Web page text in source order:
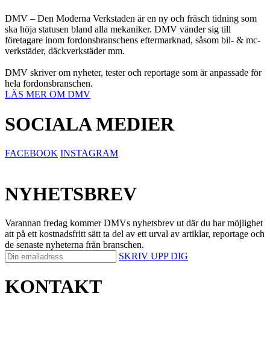
DMV – Den Moderna Verkstaden är en ny och fräsch tidning som
ska höja statusen bland alla mekaniker. DMV vänder sig till
företagare inom fordonsbranschens eftermarknad, såsom bil- & mc-
verkstäder, däckverkstäder mm.
DMV skriver om nyheter, tester och reportage som är anpassade för
hela fordonsbranschen.
LÄS MER OM DMV
SOCIALA MEDIER
FACEBOOK INSTAGRAM
NYHETSBREV
Varannan fredag kommer DMVs nyhetsbrev ut där du har möjlighet
att på ett kostnadsfritt sätt ta del av ett urval av artiklar, reportage och
de senaste nyheterna från branschen.
SKRIV UPP DIG
KONTAKT